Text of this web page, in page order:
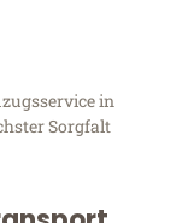
in
Sorgfalt